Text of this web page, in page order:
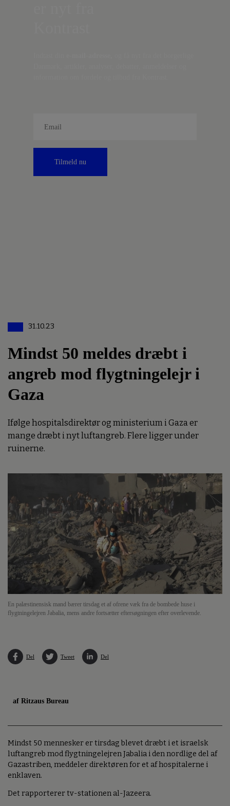
Tilmeld nu
31.10.23
Mindst 50 meldes dræbt i
angreb mod flygtningelejr i
Gaza
Ifølge hospitalsdirektør og ministerium i Gaza er
mange dræbt i nyt luftangreb. Flere ligger under
ruinerne.
En palæstinensisk mand bærer tirsdag et af ofrene væk fra de bombede huse i
flygtningelejren Jabalia, mens andre fortsætter eftersøgningen efter overlevende.
Del Tweet Del
af Ritzaus Bureau
Mindst 50 mennesker er tirsdag blevet dræbt i et israelsk
luftangreb mod flygtningelejren Jabalia i den nordlige del af
Gazastriben, meddeler direktøren for et af hospitalerne i
enklaven.
Det rapporterer tv-stationen al-Jazeera.